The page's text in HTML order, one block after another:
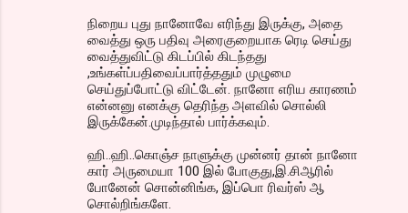
நிறைய புது நானோவே எரிந்து இருக்கு, அதை
வைத்து ஒரு பதிவு அரைகுறையாக ரெடி செய்து
வைத்துவிட்டு கிடப்பில் கிடந்தது
,உங்கள்ப்பதிவைப்பார்த்ததும் முழுமை
செய்துப்போட்டு விட்டேன். நானோ எரிய காரணம்
என்னனு எனக்கு தெரிந்த அளவில் சொல்லி
இருக்கேன்.முடிந்தால் பார்க்கவும்.
ஹி..ஹி..கொஞ்ச நாளுக்கு முன்னர் தான் நானோ
கார் அருமையா 100 இல் போகுது,இ.சிஆரில்
போனேன் சொன்னிங்க, இப்பொ ரிவர்ஸ் ஆ
சொல்றிங்களே.